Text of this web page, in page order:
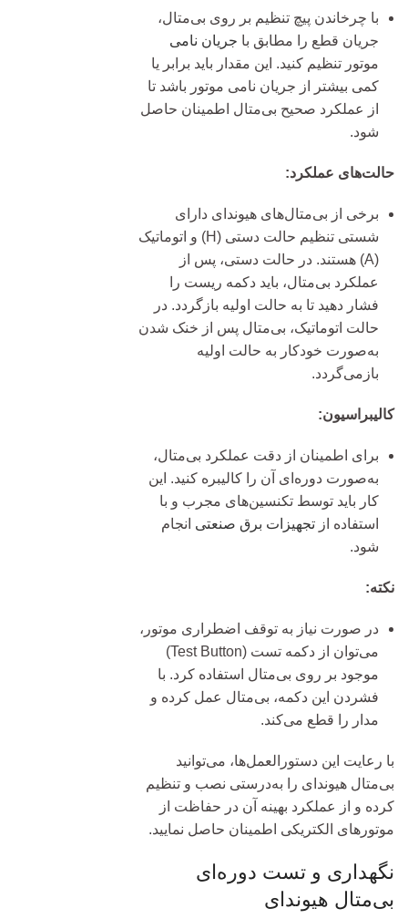
با چرخاندن پیچ تنظیم بر روی بی‌متال،
جریان قطع را مطابق با جریان نامی
موتور تنظیم کنید. این مقدار باید برابر یا
کمی بیشتر از جریان نامی موتور باشد تا
از عملکرد صحیح بی‌متال اطمینان حاصل
شود.
حالت‌های عملکرد:
برخی از بی‌متال‌های هیوندای دارای
شستی تنظیم حالت دستی (H) و اتوماتیک
(A) هستند. در حالت دستی، پس از
عملکرد بی‌متال، باید دکمه ریست را
فشار دهید تا به حالت اولیه بازگردد. در
حالت اتوماتیک، بی‌متال پس از خنک شدن
به‌صورت خودکار به حالت اولیه
بازمی‌گردد.
کالیبراسیون:
برای اطمینان از دقت عملکرد بی‌متال،
به‌صورت دوره‌ای آن را کالیبره کنید. این
کار باید توسط تکنسین‌های مجرب و با
استفاده از تجهیزات برق صنعتی انجام
شود.
نکته:
در صورت نیاز به توقف اضطراری موتور،
می‌توان از دکمه تست (Test Button)
موجود بر روی بی‌متال استفاده کرد. با
فشردن این دکمه، بی‌متال عمل کرده و
مدار را قطع می‌کند.
با رعایت این دستورالعمل‌ها، می‌توانید
بی‌متال هیوندای را به‌درستی نصب و تنظیم
کرده و از عملکرد بهینه آن در حفاظت از
موتورهای الکتریکی اطمینان حاصل نمایید.
نگهداری و تست دوره‌ای
بی‌متال هیوندای